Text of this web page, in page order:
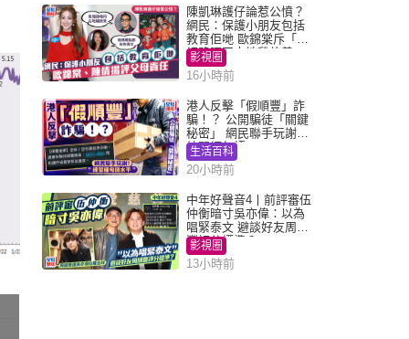
陳凱琳護仔論惹公憤？
網民：保護小朋友包括
教育佢哋 歐錦棠斥「養
細路唔同走地雞放養」
影視圈
16小時前
港人反擊「假順豐」詐
騙！？ 公開騙徒「關鍵
秘密」 網民聯手玩謝：
練習緬甸語
生活百科
20小時前
中年好聲音4丨前評審伍
仲衡暗寸吳亦偉：以為
唱緊泰文 避談好友周國
豐評分標準？
影視圈
13小時前